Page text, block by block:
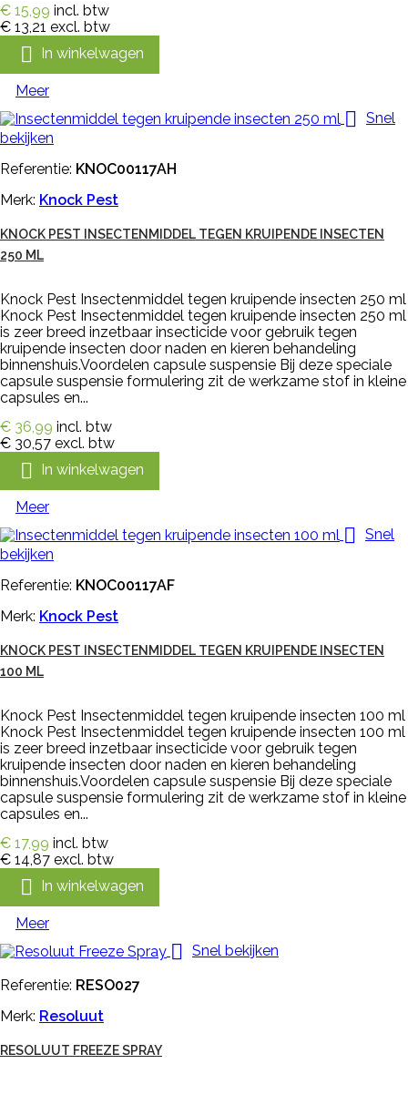
€ 15,99 incl. btw
€ 13,21 excl. btw
 In winkelwagen
Meer
 Snel
bekijken
Referentie: KNOC00117AH
Merk: Knock Pest
KNOCK PEST INSECTENMIDDEL TEGEN KRUIPENDE INSECTEN
250 ML
Knock Pest Insectenmiddel tegen kruipende insecten 250 ml
Knock Pest Insectenmiddel tegen kruipende insecten 250 ml
is zeer breed inzetbaar insecticide voor gebruik tegen
kruipende insecten door naden en kieren behandeling
binnenshuis.Voordelen capsule suspensie Bij deze speciale
capsule suspensie formulering zit de werkzame stof in kleine
capsules en...
€ 36,99 incl. btw
€ 30,57 excl. btw
 In winkelwagen
Meer
 Snel
bekijken
Referentie: KNOC00117AF
Merk: Knock Pest
KNOCK PEST INSECTENMIDDEL TEGEN KRUIPENDE INSECTEN
100 ML
Knock Pest Insectenmiddel tegen kruipende insecten 100 ml
Knock Pest Insectenmiddel tegen kruipende insecten 100 ml
is zeer breed inzetbaar insecticide voor gebruik tegen
kruipende insecten door naden en kieren behandeling
binnenshuis.Voordelen capsule suspensie Bij deze speciale
capsule suspensie formulering zit de werkzame stof in kleine
capsules en...
€ 17,99 incl. btw
€ 14,87 excl. btw
 In winkelwagen
Meer
 Snel bekijken
Referentie: RESO027
Merk: Resoluut
RESOLUUT FREEZE SPRAY